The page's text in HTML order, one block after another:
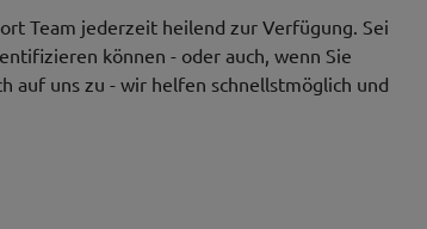
Team jederzeit heilend zur Verfügung. Sei
können - oder auch, wenn Sie
auf uns zu - wir helfen schnellstmöglich und